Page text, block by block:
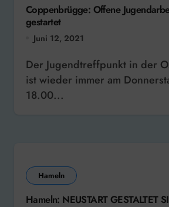
Coppenbrügge: Offene
gestartet
Juni 12, 2021
Der Jugendtreffpunkt in der Osterstraße 35
ist wieder immer am
18.00...
Hameln
Hameln: NEUSTART GESTALTET